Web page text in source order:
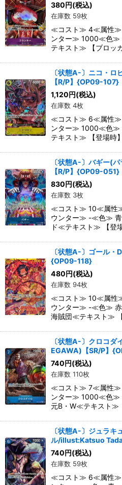
380円(税込)
在庫数 59枚
≪コスト≫ 4≪属性≫
ンター≫ 1000≪色≫
テキスト≫ 【ブロッ
〔状態A-〕ニコ・
【R/P】{OP09-107}
1,120円(税込)
在庫数 4枚
≪コスト≫ 6≪属性≫
ンター≫ 1000≪色≫
テキスト≫ 【登場時
〔状態A-〕バギー(
【R/P】{OP09-051}
830円(税込)
在庫数 3枚
≪コスト≫ 10≪属性
ウンター≫ -≪色≫
ド≪テキスト≫ 【登
〔状態A-〕ゴール・
{OP09-118}
480円(税込)
在庫数 94枚
≪コスト≫ 10≪属性
ウンター≫ -≪色≫
海賊団≪テキスト≫
〔状態A-〕クロコ
EGAWA)【SR/P】
740円(税込)
在庫数 110枚
≪コスト≫ 7≪属性≫
ンター≫ 1000≪色≫
元B・W≪テキスト≫
〔状態A-〕ジュラキ
ル/illust:Katsuo
740円(税込)
在庫数 59枚
≪コスト≫ 6≪属性≫